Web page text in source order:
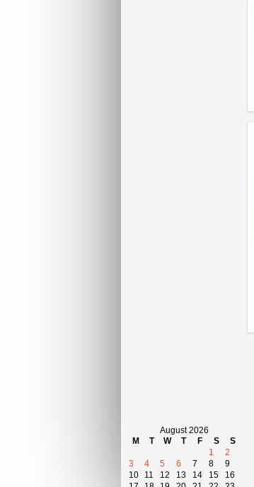
August 2026
M
T W T F S
S
1
2
3
4 5 6 7 8
9
10
11 12 13 14 15
16